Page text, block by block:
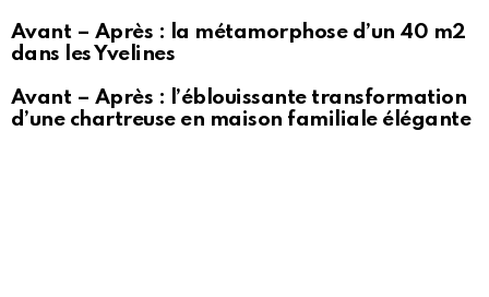
Avant – Après : la métamorphose d’un 40 m2
dans les Yvelines
Avant – Après : l’éblouissante transformation
d’une chartreuse en maison familiale élégante